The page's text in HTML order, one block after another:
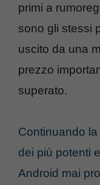
primi a
sono gli stessi
uscito da una
prezzo
superato.
Continuando
dei più potenti
Android mai